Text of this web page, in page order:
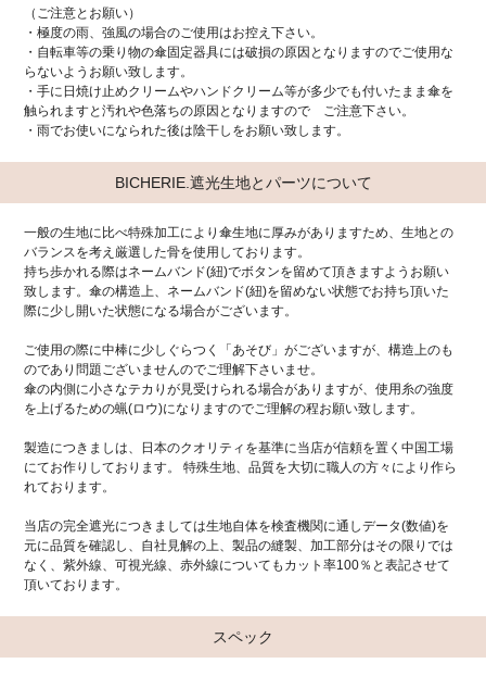
（ご注意とお願い）
・極度の雨、強風の場合のご使用はお控え下さい。
・自転車等の乗り物の傘固定器具には破損の原因となりますのでご使用な
らないようお願い致します。
・手に日焼け止めクリームやハンドクリーム等が多少でも付いたまま傘を
触られますと汚れや色落ちの原因となりますので ご注意下さい。
・雨でお使いになられた後は陰干しをお願い致します。
BICHERIE.遮光生地とパーツについて
一般の生地に比べ特殊加工により傘生地に厚みがありますため、生地との
バランスを考え厳選した骨を使用しております。
持ち歩かれる際はネームバンド(紐)でボタンを留めて頂きますようお願い
致します。傘の構造上、ネームバンド(紐)を留めない状態でお持ち頂いた
際に少し開いた状態になる場合がございます。
ご使用の際に中棒に少しぐらつく「あそび」がございますが、構造上のも
のであり問題ございませんのでご理解下さいませ。
傘の内側に小さなテカりが見受けられる場合がありますが、使用糸の強度
を上げるための蝋(ロウ)になりますのでご理解の程お願い致します。
製造につきましは、日本のクオリティを基準に当店が信頼を置く中国工場
にてお作りしております。 特殊生地、品質を大切に職人の方々により作ら
れております。
当店の完全遮光につきましては生地自体を検査機関に通しデータ(数値)を
元に品質を確認し、自社見解の上、製品の縫製、加工部分はその限りでは
なく、紫外線、可視光線、赤外線についてもカット率100％と表記させて
頂いております。
スペック